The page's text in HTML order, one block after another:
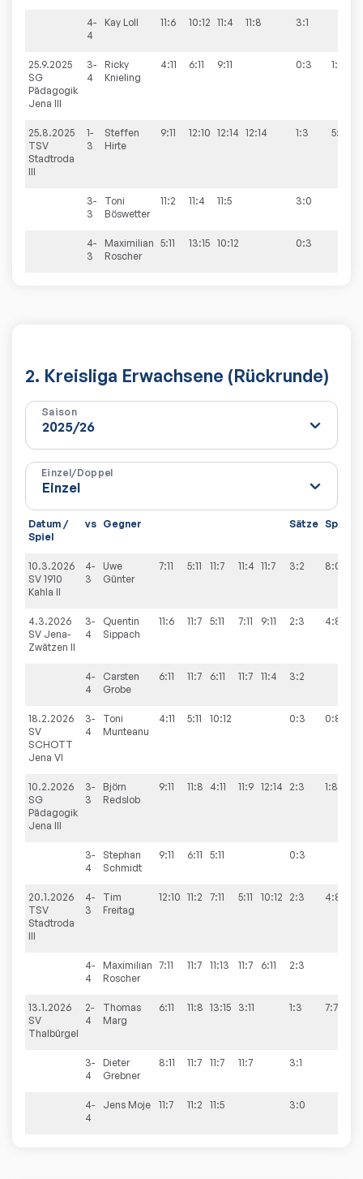
4-
4
Kay Loll 11:6 10:12 11:4 11:8 3:1
25.9.2025
SG
Pädagogik
Jena III
3-
4
Ricky
Knieling
4:11 6:11 9:11 0:3 1:8
25.8.2025
TSV
Stadtroda
III
1-
3
Steffen
Hirte
9:11 12:10 12:14 12:14 1:3 5:8
3-
3
Toni
Böswetter
11:2 11:4 11:5 3:0
4-
3
Maximilian
Roscher
5:11 13:15 10:12 0:3
2. Kreisliga Erwachsene (Rückrunde)
Saison
Einzel/Doppel
Datum /
Spiel
vs Gegner Sätze Spiele
10.3.2026
SV 1910
Kahla II
4-
3
Uwe
Günter
7:11 5:11 11:7 11:4 11:7 3:2 8:0
4.3.2026
SV Jena-
Zwätzen II
3-
4
Quentin
Sippach
11:6 11:7 5:11 7:11 9:11 2:3 4:8
4-
4
Carsten
Grobe
6:11 11:7 6:11 11:7 11:4 3:2
18.2.2026
SV
SCHOTT
Jena VI
3-
4
Toni
Munteanu
4:11 5:11 10:12 0:3 0:8
10.2.2026
SG
Pädagogik
Jena III
3-
3
Björn
Redslob
9:11 11:8 4:11 11:9 12:14 2:3 1:8
3-
4
Stephan
Schmidt
9:11 6:11 5:11 0:3
20.1.2026
TSV
Stadtroda
III
4-
3
Tim
Freitag
12:10 11:2 7:11 5:11 10:12 2:3 4:8
4-
4
Maximilian
Roscher
7:11 11:7 11:13 11:7 6:11 2:3
13.1.2026
SV
Thalbürgel
2-
4
Thomas
Marg
6:11 11:8 13:15 3:11 1:3 7:7
3-
4
Dieter
Grebner
8:11 11:7 11:7 11:7 3:1
4-
4
Jens Moje 11:7 11:2 11:5 3:0